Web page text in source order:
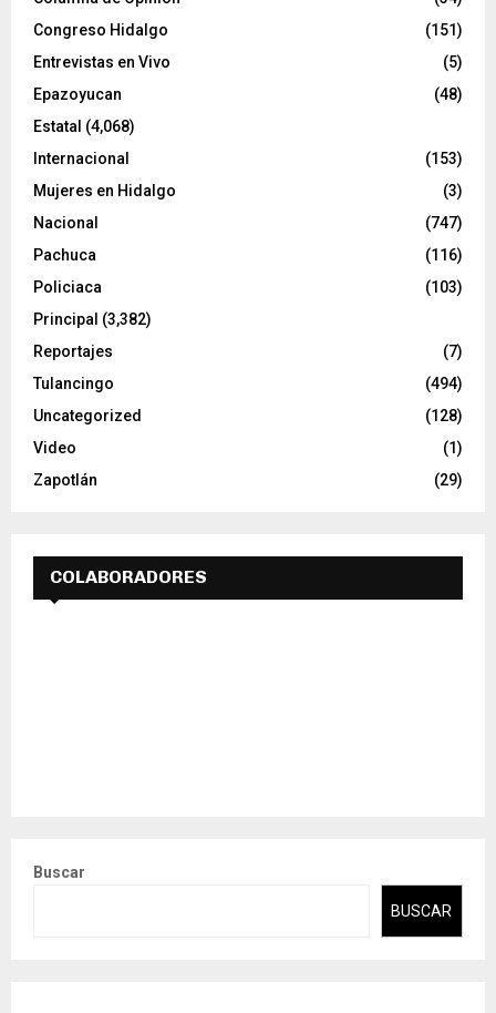
Congreso Hidalgo
(151)
Entrevistas en Vivo
(5)
Epazoyucan
(48)
Estatal (4,068)
Internacional
(153)
Mujeres en Hidalgo
(3)
Nacional
(747)
Pachuca
(116)
Policiaca
(103)
Principal (3,382)
Reportajes
(7)
Tulancingo
(494)
Uncategorized
(128)
Video
(1)
Zapotlán
(29)
COLABORADORES
Buscar
BUSCAR